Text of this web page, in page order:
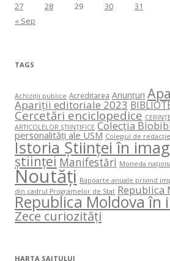
« Sep
27
28 29 30 31
TAGS
Achiziții publice Acreditarea Anunțuri
Apariții editoriale 2023
Cercetări enciclopedice
ARTICOLELOR ŞTIINŢIFICE Colecția
personalități ale USM Colegiul de redacție
Istoria Științei în
științei Manifestări Moneda
Noutăți Rapoarte anuale privind
din cadrul Programelor de Stat Republica
Republica Moldova în
Zece curiozități
HARTA SAITULUI